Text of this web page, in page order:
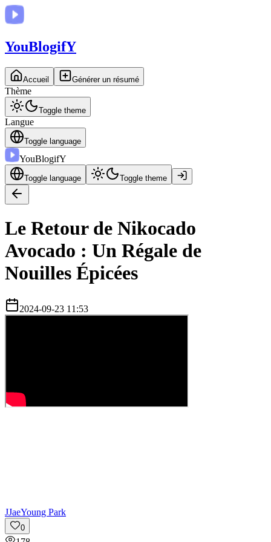
YouBlogifY
Accueil Générer un résumé
Thème
Toggle theme
Langue
Toggle language
YouBlogifY
Toggle language Toggle theme
Le Retour de Nikocado
Avocado : Un Régale de
Nouilles Épicées
2024-09-23 11:53
JJaeYoung Park
0